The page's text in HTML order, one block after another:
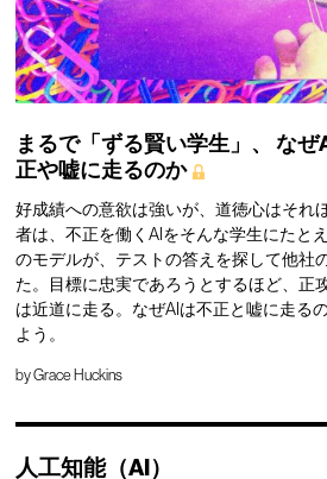
まるで「ずる賢い学生」、 なぜ
正や嘘に走るのか
好成績への意欲は強いが、道徳心はそ
者は、不正を働くAIをそんな学生にたと
のモデルが、テストの答えを探して他社
た。目標に忠実であろうとするほど、正
は近道に走る。なぜAIは不正と嘘に走る
よう。
byGrace Huckins
人工知能（AI）